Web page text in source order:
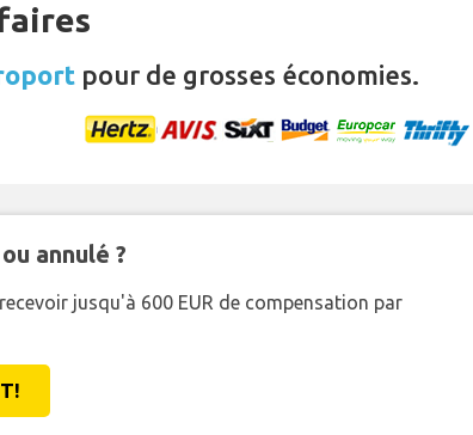
pour de grosses économies.
annulé ?
jusqu'à 600 EUR de compensation par